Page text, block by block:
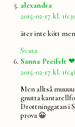
alexandra
2015-02-17 kl.
äter inte kött
Svara
Sanna Preifelt ❤
2015-02-17 kl.
Men alltså
gnutta
Drottninggatan i
prova 😀